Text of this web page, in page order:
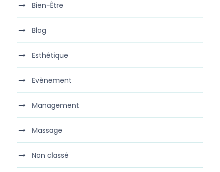
Bien-Être
Blog
Esthétique
Evènement
Management
Massage
Non classé